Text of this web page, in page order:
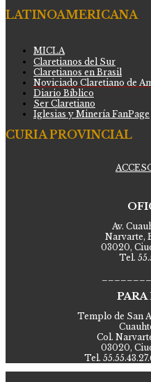
LATINOAMERICANA
MICLA
Claretianos del Sur
Claretianos en Brasil
Noviciado Claretiano de
Diario Bíblico
Ser Claretiano
Iglesias y Minería FanPage
CURIA PROVINCIAL
Av.
Narvarte,
03020,
Tel.
PARA
Templo de San
Col.
03020,
Tel.